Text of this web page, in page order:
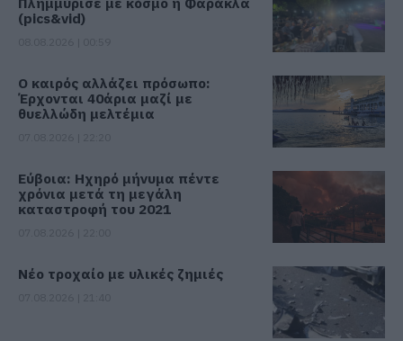
(pics&vid)
Ο καιρός αλλάζει πρόσωπο:
Έρχονται 40άρια μαζί με
θυελλώδη μελτέμια
Εύβοια: Ηχηρό μήνυμα πέντε
χρόνια μετά τη μεγάλη
καταστροφή του 2021
Νέο τροχαίο με υλικές ζημιές